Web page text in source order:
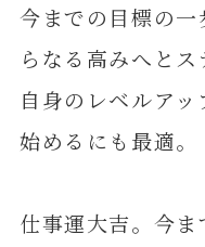
今までの目標の
らなる高みへとス
自身のレベルア
始めるにも最適。
仕事運大吉。今